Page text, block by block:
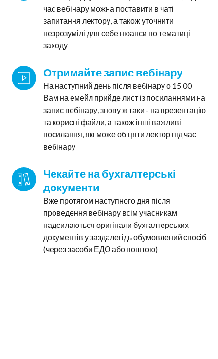
час вебінару можна поставити в чаті
запитання лектору, а також уточнити
незрозумілі для себе нюанси по тематиці
заходу
Отримайте запис вебінару
На наступний день після вебінару о 15:00
Вам на емейл прийде лист із посиланнями на
запис вебінару, знову ж таки - на презентацію
та корисні файли, а також інші важливі
посилання, які може обіцяти лектор під час
вебінару
Чекайте на бухгалтерські
документи
Вже протягом наступного дня після
проведення вебінару всім учасникам
надсилаються оригінали бухгалтерських
документів у заздалегідь обумовлений спосіб
(через засоби ЕДО або поштою)